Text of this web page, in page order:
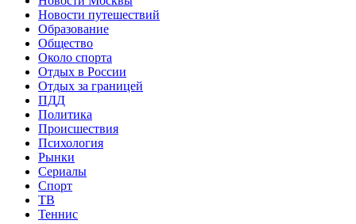
Новости путешествий
Образование
Общество
Около спорта
Отдых в России
Отдых за границей
ПДД
Политика
Происшествия
Психология
Рынки
Сериалы
Спорт
ТВ
Теннис